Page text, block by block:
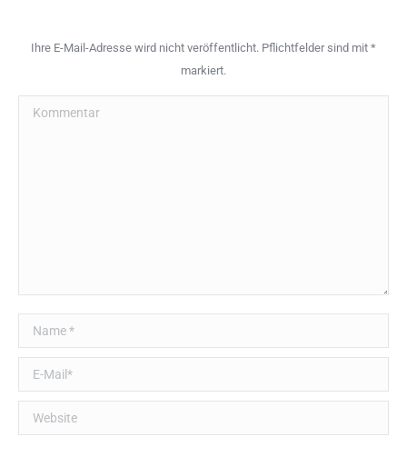
Ihre E-Mail-Adresse wird nicht veröffentlicht. Pflichtfelder sind mit *
markiert.
Kommentar
Name *
E-Mail *
Website